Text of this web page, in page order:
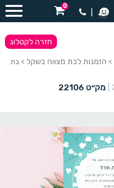
0
> הזמנות לבת מצווה בשקל > בת
מק״ט 22106
חזרה לקטלוג